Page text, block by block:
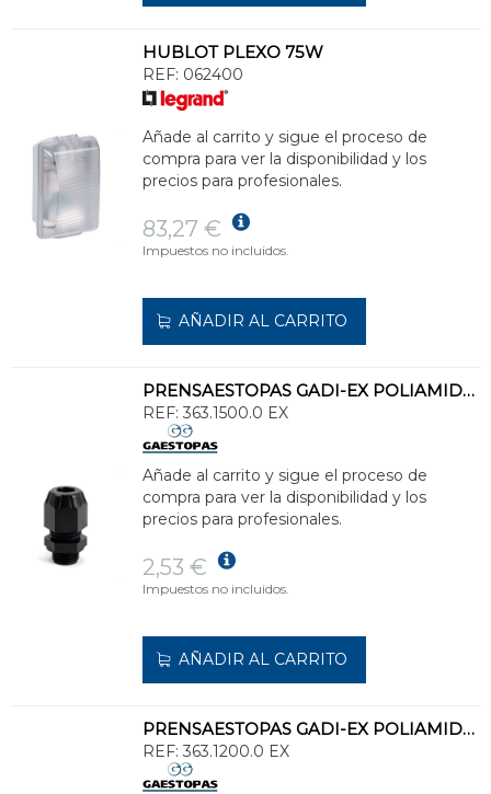
HUBLOT PLEXO 75W
REF: 062400
Añade al carrito y sigue el proceso de
compra para ver la disponibilidad y los
precios para profesionales.
83,27 €
Impuestos no incluidos.
AÑADIR AL CARRITO
PRENSAESTOPAS GADI-EX POLIAMIDA M16,5 DIÁMETRO CABLE 4,5-10
REF: 363.1500.0 EX
Añade al carrito y sigue el proceso de
compra para ver la disponibilidad y los
precios para profesionales.
2,53 €
Impuestos no incluidos.
AÑADIR AL CARRITO
PRENSAESTOPAS GADI-EX POLIAMIDA M12 DIÁMETRO CABLE 3-6,5
REF: 363.1200.0 EX